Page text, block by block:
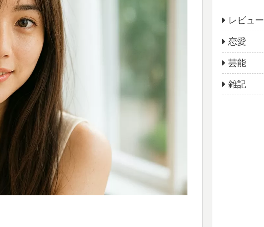
レビュー
恋愛
芸能
雑記